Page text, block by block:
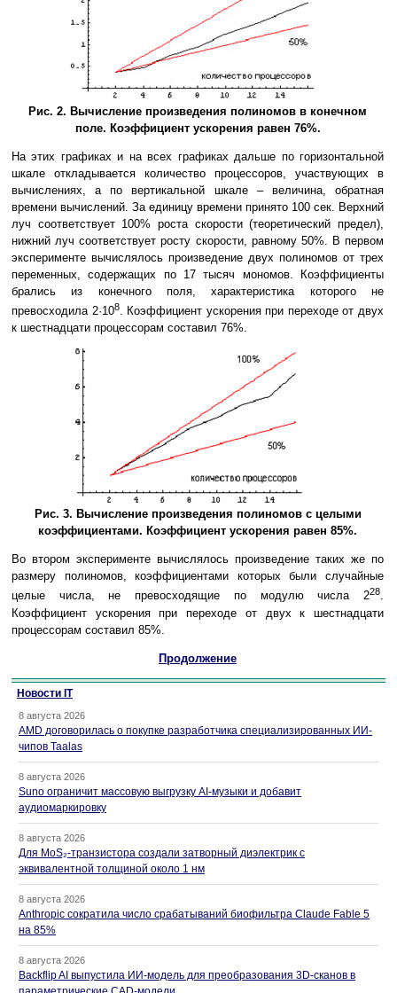
Рис. 2. Вычисление произведения полиномов в конечном
поле. Коэффициент ускорения равен 76%.
На этих графиках и на всех графиках дальше по горизонтальной
шкале откладывается количество процессоров, участвующих в
вычислениях, а по вертикальной шкале – величина, обратная
времени вычислений. За единицу времени принято 100 сек. Верхний
луч соответствует 100% роста скорости (теоретический предел),
нижний луч соответствует росту скорости, равному 50%. В первом
эксперименте вычислялось произведение двух полиномов от трех
переменных, содержащих по 17 тысяч мономов. Коэффициенты
брались из конечного поля, характеристика которого не
превосходила 2·108. Коэффициент ускорения при переходе от двух
к шестнадцати процессорам составил 76%.
Рис. 3. Вычисление произведения полиномов с целыми
коэффициентами. Коэффициент ускорения равен 85%.
Во втором эксперименте вычислялось произведение таких же по
размеру полиномов, коэффициентами которых были случайные
целые числа, не превосходящие по модулю числа 228.
Коэффициент ускорения при переходе от двух к шестнадцати
процессорам составил 85%.
Продолжение
Новости IT
8 августа 2026
AMD договорилась о покупке разработчика специализированных ИИ-
чипов Taalas
8 августа 2026
Suno ограничит массовую выгрузку AI-музыки и добавит
аудиомаркировку
8 августа 2026
Для MoS₂-транзистора создали затворный диэлектрик с
эквивалентной толщиной около 1 нм
8 августа 2026
Anthropic сократила число срабатываний биофильтра Claude Fable 5
на 85%
8 августа 2026
Backflip AI выпустила ИИ-модель для преобразования 3D-сканов в